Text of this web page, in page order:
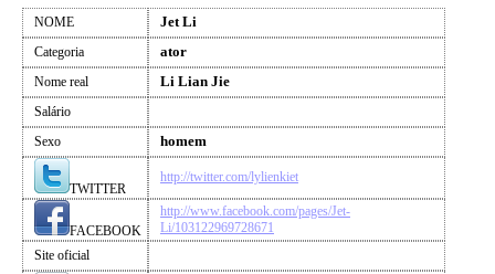
NOME Jet Li
Categoria ator
Nome real Li Lian Jie
Salário
Sexo
homem
TWITTER
http://twitter.com/lylienkiet
FACEBOOK
http://www.facebook.com/pages/Jet-
Li/103122969728671
Site oficial